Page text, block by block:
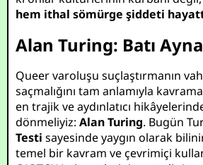
hem ithal sömürge şiddeti
Alan Turing: Batı
Queer varoluşu suçlaştırmanın
saçmalığını tam anlamıyla
en trajik ve aydınlatıcı
dönmeliyiz:Alan Turing. Bugün
Testi sayesinde yaygın olarak
temel bir kavram ve çevrimiçi